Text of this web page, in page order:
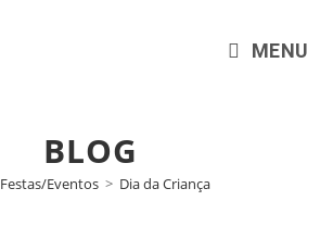
MENU
BLOG
Festas/Eventos > Dia da Criança